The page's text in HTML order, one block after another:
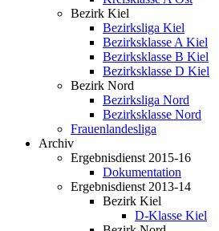
Bezirk Kiel
Bezirksliga Kiel
Bezirksklasse A Kiel
Bezirksklasse B Kiel
Bezirksklasse D Kiel
Bezirk Nord
Bezirksliga Nord
Bezirksklasse Nord
Frauenlandesliga
Archiv
Ergebnisdienst 2015-16
Dokumentation
Ergebnisdienst 2013-14
Bezirk Kiel
D-Klasse Kiel